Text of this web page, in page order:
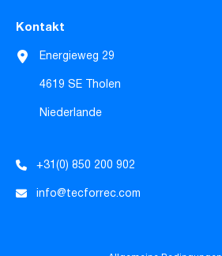
Kontakt
Energieweg 29
4619 SE Tholen
Niederlande
+31(0) 850 200 902
info@tecforrec.com